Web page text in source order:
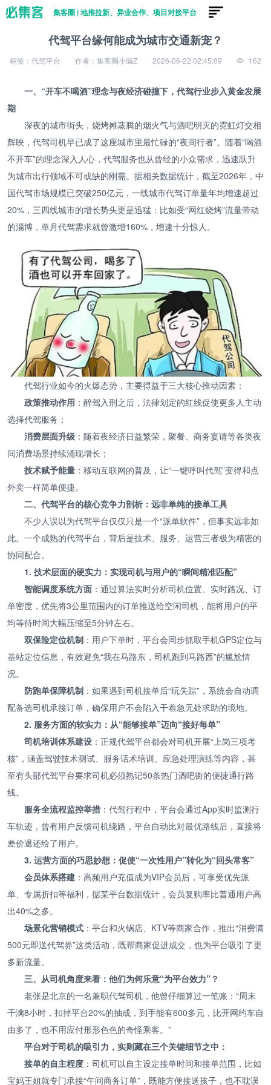
集客圈 | 地推拉新、异业合作、项目对接平台
代驾平台缘何能成为城市交通新宠？
标签：代驾平台 作者：集客圈小编Z 2026-06-22 02:45:09 162
一、“开车不喝酒”理念与夜经济碰撞下，代驾行业步入黄金发展
期
深夜的城市街头，烧烤摊蒸腾的烟火气与酒吧明灭的霓虹灯交相
辉映，代驾司机早已成了这座城市里最忙碌的“夜间行者”。随着“喝酒
不开车”的理念深入人心，代驾服务也从曾经的小众需求，迅速跃升
为城市出行领域不可或缺的刚需。据相关数据统计，截至2026年，中
国代驾市场规模已突破250亿元，一线城市代驾订单量年均增速超过
20%，三四线城市的增长势头更是迅猛：比如受“网红烧烤”流量带动
的淄博，单月代驾需求就曾激增160%，增速十分惊人。
代驾行业如今的火爆态势，主要得益于三大核心推动因素：
政策推动作用 ：醉驾入刑之后，法律划定的红线促使更多人主动
选择代驾服务；
消费层面升级 ：随着夜经济日益繁荣，聚餐、商务宴请等各类夜
间消费场景持续涌现增长；
技术赋予能量 ：移动互联网的普及，让“一键呼叫代驾”变得和点
外卖一样简单便捷。
二、代驾平台的核心竞争力剖析：远非单纯的接单工具
不少人误以为代驾平台仅仅只是一个“派单软件”，但事实远非如
此。一个成熟的代驾平台，背后是技术、服务、运营三者极为精密的
协同配合。
1. 技术层面的硬实力：实现司机与用户的“瞬间精准匹配”
智能调度系统方面 ：通过算法实时分析司机位置、实时路况、订
单密度，优先将3公里范围内的订单推送给空闲司机，能将用户的平
均等待时间大幅压缩至5分钟左右。
双保险定位机制 ：用户下单时，平台会同步抓取手机GPS定位与
基站定位信息，有效避免“我在马路东，司机跑到马路西”的尴尬情
况。
防跑单保障机制 ：如果遇到司机接单后“玩失踪”，系统会自动调
配备选司机承接订单，确保用户不会陷入干着急无处求助的境地。
2. 服务方面的软实力：从“能够接单”迈向“接好每单”
司机培训体系建设 ：正规代驾平台都会对司机开展“上岗三项考
核”，涵盖驾驶技术测试、服务话术培训、应急处理演练等内容，甚
至有头部代驾平台要求司机必须熟记50条热门酒吧街的便捷通行路
线。
服务全流程监控举措 ：代驾行程中，平台会通过App实时监测行
车轨迹，曾有用户反馈司机绕路，平台自动比对最优路线后，直接将
差价退还给了用户。
3. 运营方面的巧思妙想：促使“一次性用户”转化为“回头常客”
会员体系搭建 ：高频用户充值成为VIP会员后，可享受优先派
单、专属折扣等福利，据某平台数据统计，会员复购率比普通用户高
出40%之多。
场景化营销模式 ：平台和火锅店、KTV等商家合作，推出“消费满
500元即送代驾券”这类活动，既帮商家促进成交，也为平台吸引了更
多新流量。
三、从司机角度来看：他们为何乐意“为平台效力”？
老张是北京的一名兼职代驾司机，他曾仔细算过一笔账：“周末
干满8小时，扣掉平台20%的抽成，到手能有600多元，比开网约车自
由多了，也不用应付形形色色的奇怪乘客。”
平台对于司机的吸引力，实则藏在三个关键细节之中：
接单的自主程度 ：司机可以自主设定接单时间和接单范围，比如
宝妈王姐就专门承接“午间商务订单”，既能方便接送孩子，也不耽误